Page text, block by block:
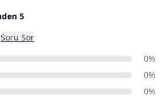
5
Soru Sor
0%
0%
0%